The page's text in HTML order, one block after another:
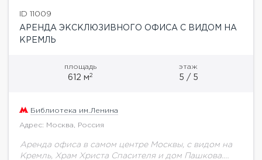
ID 11009
АРЕНДА ЭКСКЛЮЗИВНОГО ОФИСА С ВИДОМ НА
КРЕМЛЬ
площадь
612 м2
этаж
5 / 5
Библиотека им.Ленина
Адрес: Москва, Россия
Аренда офиса в самом центре Москвы, с видом на
Кремль, Храм Христа Спасителя и дом Пашкова.